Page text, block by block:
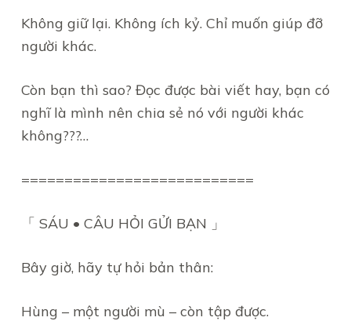
Không giữ lại. Không ích kỷ. Chỉ muốn giúp đỡ
người khác.
Còn bạn thì sao? Đọc được bài viết hay, bạn có
nghĩ là mình nên chia sẻ nó với người khác
không???…
===========================
「 SÁU • CÂU HỎI GỬI BẠN 」
Bây giờ, hãy tự hỏi bản thân:
Hùng – một người mù – còn tập được.